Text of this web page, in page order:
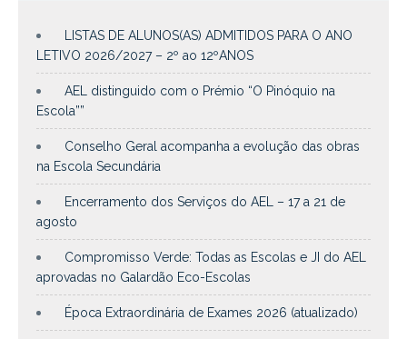
LISTAS DE ALUNOS(AS) ADMITIDOS PARA O ANO
LETIVO 2026/2027 – 2º ao 12ºANOS
AEL distinguido com o Prémio “O Pinóquio na
Escola””
Conselho Geral acompanha a evolução das obras
na Escola Secundária
Encerramento dos Serviços do AEL – 17 a 21 de
agosto
Compromisso Verde: Todas as Escolas e JI do AEL
aprovadas no Galardão Eco-Escolas
Época Extraordinária de Exames 2026 (atualizado)